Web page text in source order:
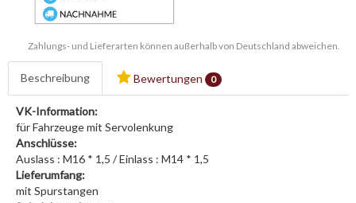
Zahlungs- und Lieferarten können außerhalb von Deutschland abweichen.
Beschreibung Bewertungen 0
VK-Information:
für Fahrzeuge mit Servolenkung
Anschlüsse:
Auslass : M16 * 1,5 / Einlass : M14 * 1,5
Lieferumfang:
mit Spurstangen